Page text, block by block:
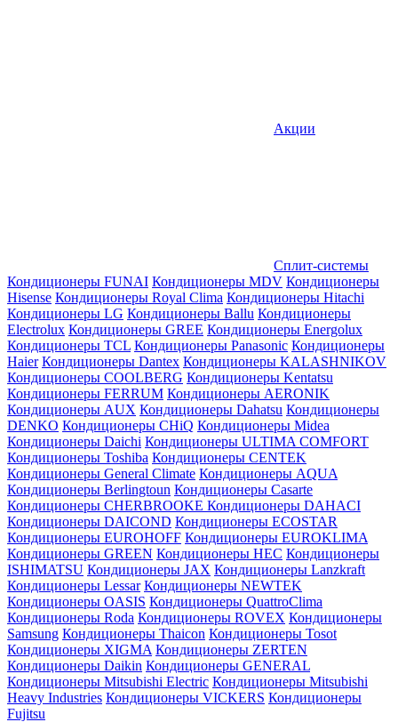
Акции
Сплит-системы
Кондиционеры FUNAI Кондиционеры MDV Кондиционеры
Hisense Кондиционеры Royal Clima Кондиционеры Hitachi
Кондиционеры LG Кондиционеры Ballu Кондиционеры
Electrolux Кондиционеры GREE Кондиционеры Energolux
Кондиционеры TCL Кондиционеры Panasonic Кондиционеры
Haier Кондиционеры Dantex Кондиционеры KALASHNIKOV
Кондиционеры СOOLBERG Кондиционеры Kentatsu
Кондиционеры FERRUM Кондиционеры AERONIK
Кондиционеры AUX Кондиционеры Dahatsu Кондиционеры
DENKO Кондиционеры CHiQ Кондиционеры Midea
Кондиционеры Daichi Кондиционеры ULTIMA COMFORT
Кондиционеры Toshiba Кондиционеры CENTEK
Кондиционеры General Climate Кондиционеры AQUA
Кондиционеры Berlingtoun Кондиционеры Casarte
Кондиционеры CHERBROOKE Кондиционеры DAHACI
Кондиционеры DAICOND Кондиционеры ECOSTAR
Кондиционеры EUROHOFF Кондиционеры EUROKLIMA
Кондиционеры GREEN Кондиционеры HEC Кондиционеры
ISHIMATSU Кондиционеры JAX Кондиционеры Lanzkraft
Кондиционеры Lessar Кондиционеры NEWTEK
Кондиционеры OASIS Кондиционеры QuattroClima
Кондиционеры Roda Кондиционеры ROVEX Кондиционеры
Samsung Кондиционеры Thaicon Кондиционеры Tosot
Кондиционеры XIGMA Кондиционеры ZERTEN
Кондиционеры Daikin Кондиционеры GENERAL
Кондиционеры Mitsubishi Electric Кондиционеры Mitsubishi
Heavy Industries Кондиционеры VICKERS Кондиционеры
Fujitsu